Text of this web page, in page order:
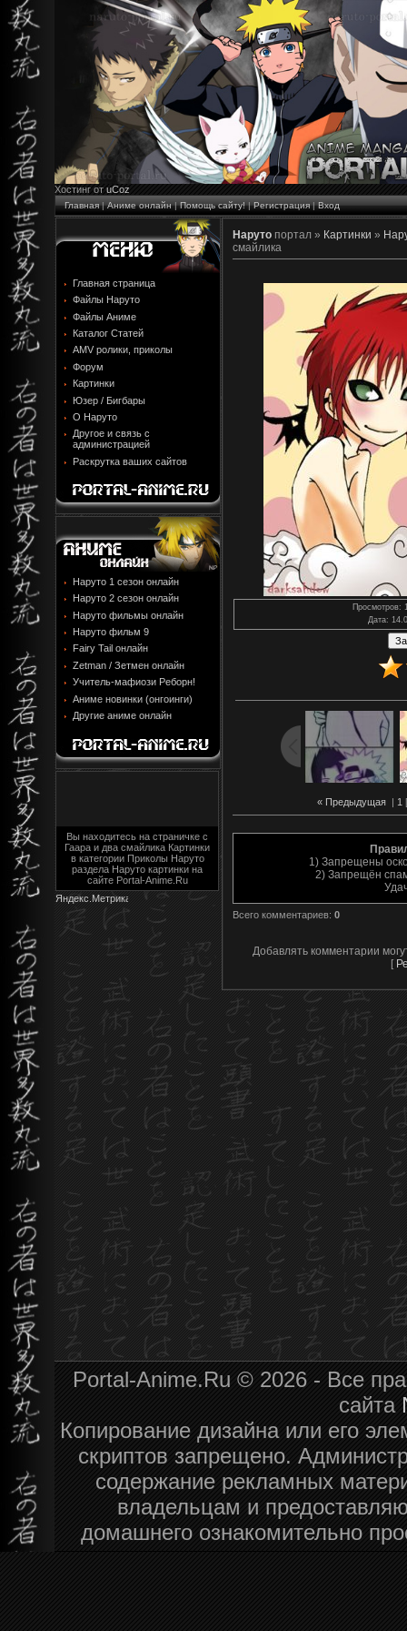
Хостинг от uCoz
Главная|Аниме онлайн|Помощь сайту!|Регистрация|Вход
Главная страница
Файлы Наруто
Файлы Аниме
Каталог Статей
AMV ролики, приколы
Форум
Картинки
Юзер / Бигбары
О Наруто
Другое и связь с
администрацией
Раскрутка ваших сайтов
Наруто 1 сезон онлайн
Наруто 2 сезон онлайн
Наруто фильмы онлайн
Наруто фильм 9
Fairy Tail онлайн
Zetman / Зетмен онлайн
Учитель-мафиози Реборн!
Аниме новинки (онгоинги)
Другие аниме онлайн
Вы находитесь на страничке с
Гаара и два смайлика Картинки
в категории Приколы Наруто
раздела Наруто картинки на
сайте Portal-Anime.Ru
Наруто портал » Картинки »
смайлика
Просмотров:
Дата:
« Предыдущая| 1 [
1) Запрещены
2) Запрещён
Всего комментариев: 0
Добавлять комментарии
[
Portal-Anime.Ru © 2026 - Все
сайта
Копирование дизайна или его
скриптов запрещено.
содержание рекламных
владельцам и
домашнего ознакомительно